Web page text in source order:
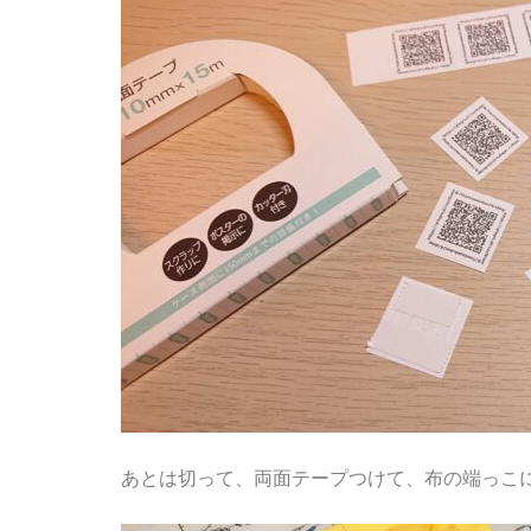
あとは切って、両面テープつけて、布の端っこ